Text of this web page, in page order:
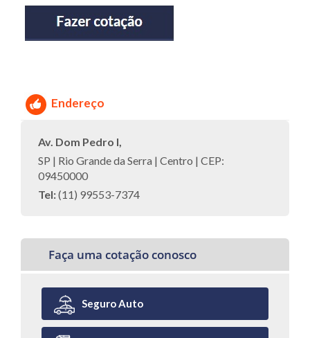
Endereço
Av. Dom Pedro I,
SP | Rio Grande da Serra | Centro | CEP:
09450000
Tel:(11) 99553-7374
Faça uma cotação conosco
Seguro Auto